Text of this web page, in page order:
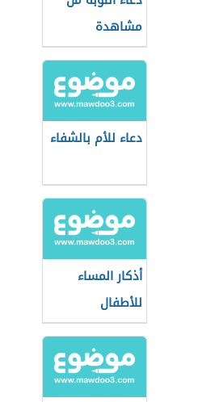
مشاهدة
المحرمات
دعاء للأم بالشفاء
أذكار المساء
للأطفال